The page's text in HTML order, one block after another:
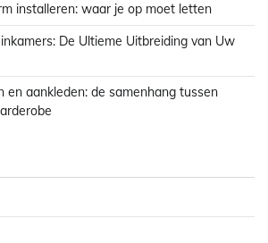
installeren: waar je op moet letten
De Ultieme Uitbreiding van Uw
en aankleden: de samenhang tussen